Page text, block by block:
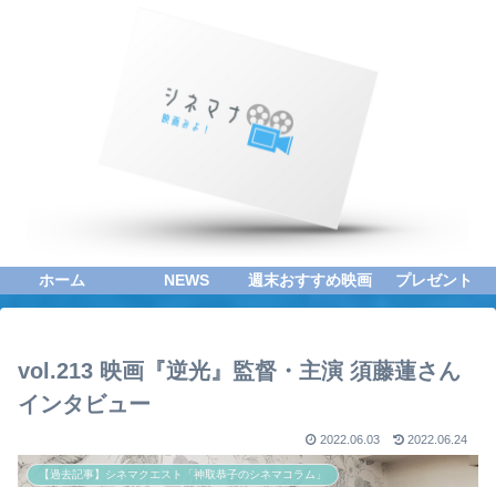
ホーム NEWS 週末おすすめ映画 プレゼント
vol.213 映画『逆光』監督・主演 須藤蓮さん
インタビュー
2022.06.03 2022.06.24
【過去記事】シネマクエスト「神取恭子のシネマコラム」